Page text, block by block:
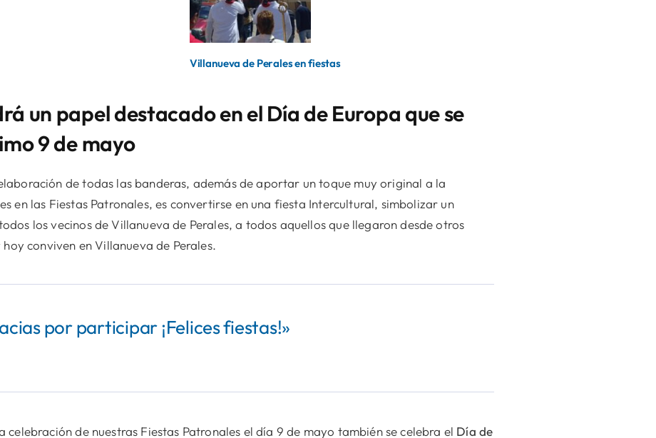
Villanueva de Perales en fiestas
un papel destacado en el Día de Europa que se
9 de mayo
de todas las banderas, además de aportar un toque muy original a la
en las Fiestas Patronales, es convertirse en una fiesta Intercultural, simbolizar un
los vecinos de Villanueva de Perales, a todos aquellos que llegaron desde otros
conviven en Villanueva de Perales.
por participar ¡Felices fiestas!»
celebración de nuestras Fiestas Patronales el día 9 de mayo también se celebra el Día de